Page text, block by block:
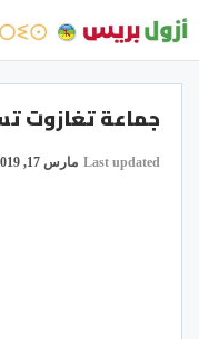
جماعة تغازوت
Last updated مارس 17, 2019